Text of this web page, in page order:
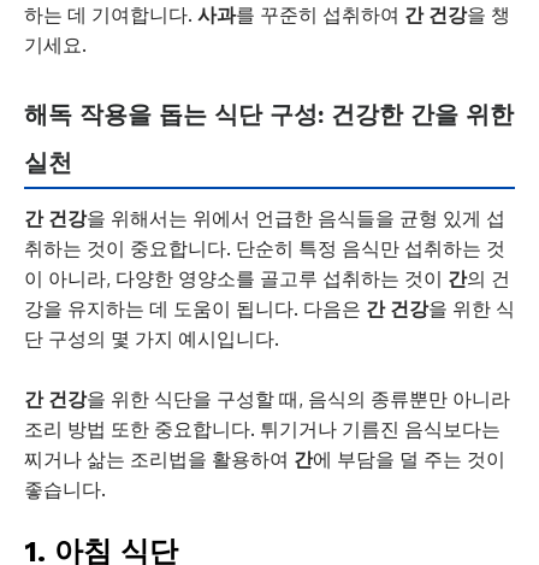
하는 데 기여합니다. 사과를 꾸준히 섭취하여 간 건강을 챙
기세요.
해독 작용을 돕는 식단 구성: 건강한 간을 위한
실천
간 건강을 위해서는 위에서 언급한 음식들을 균형 있게 섭
취하는 것이 중요합니다. 단순히 특정 음식만 섭취하는 것
이 아니라, 다양한 영양소를 골고루 섭취하는 것이 간의 건
강을 유지하는 데 도움이 됩니다. 다음은 간 건강을 위한 식
단 구성의 몇 가지 예시입니다.
간 건강을 위한 식단을 구성할 때, 음식의 종류뿐만 아니라
조리 방법 또한 중요합니다. 튀기거나 기름진 음식보다는
찌거나 삶는 조리법을 활용하여 간에 부담을 덜 주는 것이
좋습니다.
1. 아침 식단